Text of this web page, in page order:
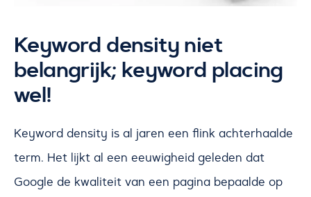
Keyword density niet
belangrijk; keyword placing
wel!
Keyword density is al jaren een flink achterhaalde
term. Het lijkt al een eeuwigheid geleden dat
Google de kwaliteit van een pagina bepaalde op